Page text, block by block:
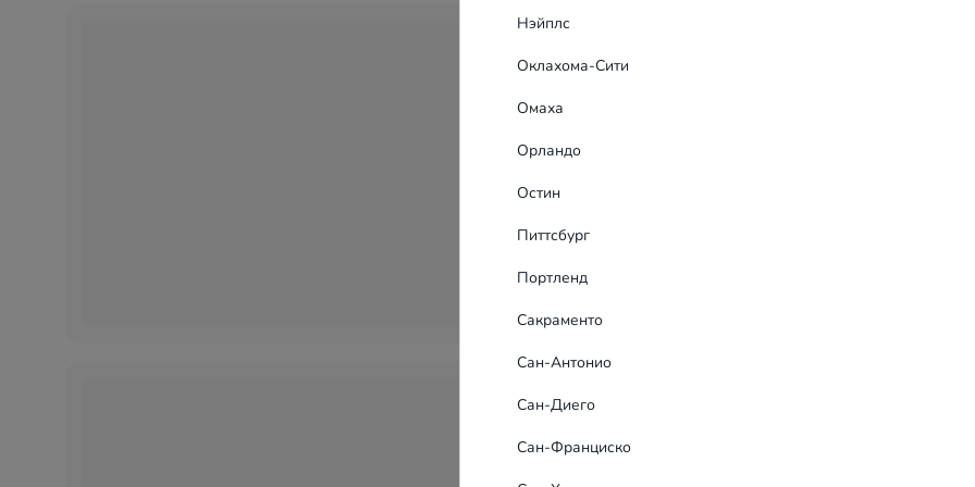
Заявка на
Интересует большой
для разработки
профессиональные
Нэйплс
Оклахома-Сити
Омаха
Орландо
Остин
Питтсбург
Портленд
Сакраменто
Сан-Антонио
Сан-Диего
Сан-Франциско